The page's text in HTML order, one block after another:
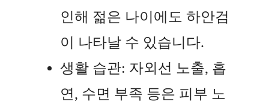
인해 젊은 나이에도 하안검
이 나타날 수 있습니다.
생활 습관: 자외선 노출, 흡
연, 수면 부족 등은 피부 노